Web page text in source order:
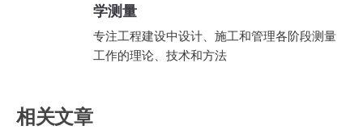
学测量
专注工程建设中设计、施工和管理各阶段测量
工作的理论、技术和方法
相关文章